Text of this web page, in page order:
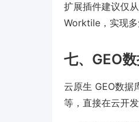
扩展插件建议仅
Worktile，实现
七、GEO
云原生 GEO数
等，直接在云开